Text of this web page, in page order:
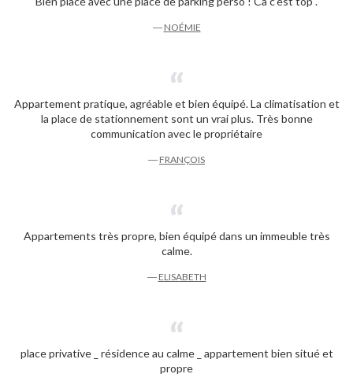
― NOÉMIE
Appartement pratique, agréable et bien équipé. La climatisation et
la place de stationnement sont un vrai plus. Très bonne
communication avec le propriétaire
― FRANÇOIS
Appartements très propre, bien équipé dans un immeuble très
calme.
― ELISABETH
place privative _ résidence au calme _ appartement bien situé et
propre